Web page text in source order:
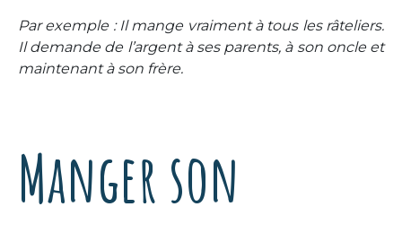
Par exemple : Il mange vraiment à tous les râteliers.
Il demande de l’argent à ses parents, à son oncle et
maintenant à son frère.
Manger son